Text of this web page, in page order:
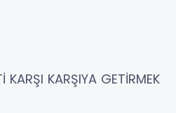
KARŞI KARŞIYA GETİRMEK